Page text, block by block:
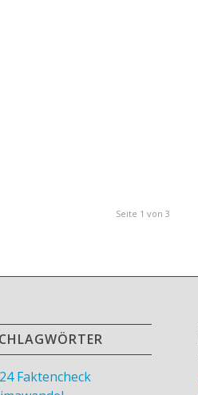
Seite 1 von 3
Faktencheck,